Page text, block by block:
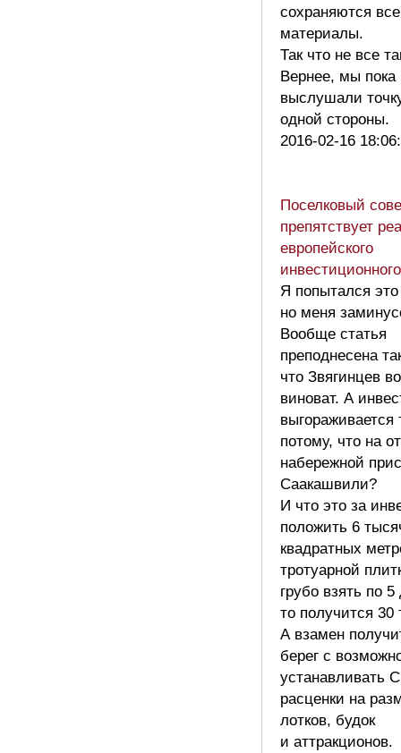
сохраняются
материалы.
Так что не все
Вернее, мы пока
выслушали
одной стороны.
2016-02-16
Поселковый
препятствует
европейского
Я попытался это
но меня
Вообще статья
преподнесена
что Звягинцев
виноват. А
выгораживается
потому, что на
набережной
Саакашвили?
И что это за
положить 6
квадратных
тротуарной
грубо взять по
то получится 30
А взамен
берег с
устанавливать
расценки на
лотков, будок
и аттракционов.